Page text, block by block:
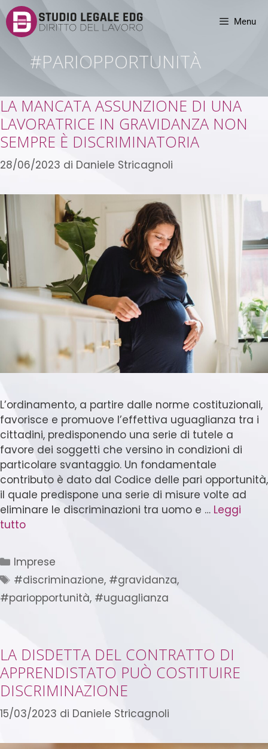
Menu
#PARIOPPORTUNITÀ
LA MANCATA ASSUNZIONE DI UNA
LAVORATRICE IN GRAVIDANZA NON
SEMPRE È DISCRIMINATORIA
28/06/2023 di Daniele Stricagnoli
L’ordinamento, a partire dalle norme costituzionali,
favorisce e promuove l’effettiva uguaglianza tra i
cittadini, predisponendo una serie di tutele a
favore dei soggetti che versino in condizioni di
particolare svantaggio. Un fondamentale
contributo è dato dal Codice delle pari opportunità,
il quale predispone una serie di misure volte ad
eliminare le discriminazioni tra uomo e … Leggi
tutto
Imprese
#discriminazione, #gravidanza,
#pariopportunità, #uguaglianza
LA DISDETTA DEL CONTRATTO DI
APPRENDISTATO PUÒ COSTITUIRE
DISCRIMINAZIONE
15/03/2023 di Daniele Stricagnoli